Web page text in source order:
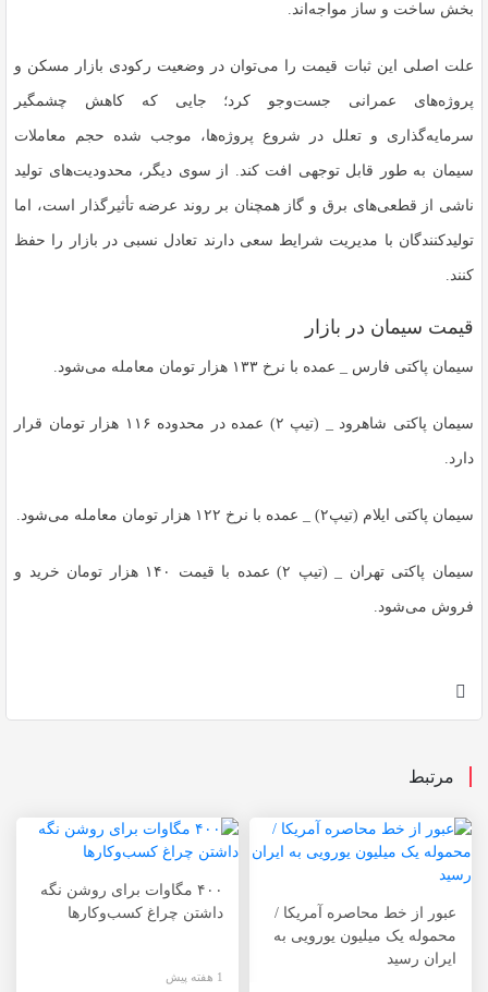
بخش ساخت و ساز مواجه‌اند.
علت اصلی این ثبات قیمت را می‌توان در وضعیت رکودی بازار مسکن و
پروژه‌های عمرانی جست‌و‌جو کرد؛ جایی که کاهش چشمگیر
سرمایه‌گذاری و تعلل در شروع پروژه‌ها، موجب شده حجم معاملات
سیمان به طور قابل توجهی افت کند. از سوی دیگر، محدودیت‌های تولید
ناشی از قطعی‌های برق و گاز همچنان بر روند عرضه تأثیرگذار است، اما
تولیدکنندگان با مدیریت شرایط سعی دارند تعادل نسبی در بازار را حفظ
کنند.
قیمت سیمان در بازار
سیمان پاکتی فارس _ عمده با نرخ ۱۳۳ هزار تومان معامله می‌شود.
سیمان پاکتی شاهرود _ (تیپ ۲) عمده در محدوده ۱۱۶ هزار تومان قرار
دارد.
سیمان پاکتی ایلام (تیپ۲) _ عمده با نرخ ۱۲۲ هزار تومان معامله می‌شود.
سیمان پاکتی تهران _ (تیپ ۲) عمده با قیمت ۱۴۰ هزار تومان خرید و
فروش می‌شود.
مرتبط
عبور از خط محاصره آمریکا /
محموله یک میلیون یورویی به
ایران رسید
۴۰۰ مگاوات برای روشن نگه
داشتن چراغ کسب‌وکار‌ها
1 هفته پیش